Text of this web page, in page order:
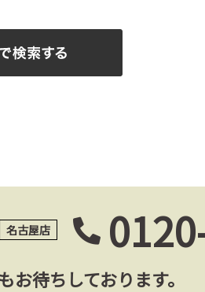
名古屋店
お待ちしております。